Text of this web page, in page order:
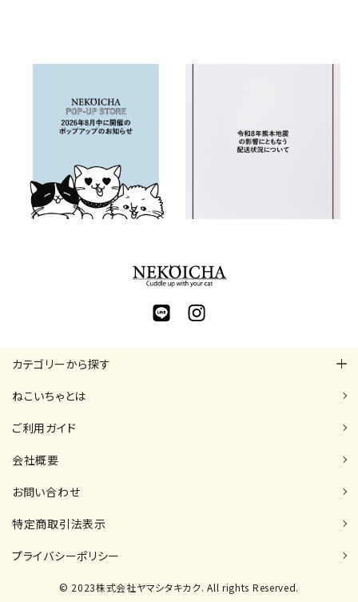
ちゃ ポップアップストア」のお
2026.07.31
重要なお知らせ
開催中
重要なお知らせ
カテゴリーから探す
ねこいちゃとは
ご利用ガイド
会社概要
お問い合わせ
特定商取引法表示
プライバシーポリシー
© 2023株式会社ヤマシタキカク. All rights Reserved.